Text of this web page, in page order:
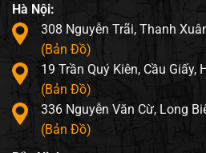
Hà Nội:
308 Nguyễn Trãi, Thanh
(Bản Đồ)
19 Trần Quý Kiên, Cầu Giấy,
(Bản Đồ)
336 Nguyễn Văn Cừ, Long
(Bản Đồ)